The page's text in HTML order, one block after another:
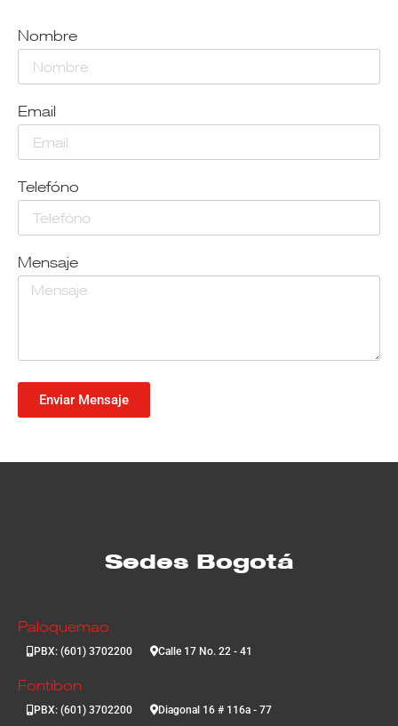
Nombre
Email
Telefóno
Mensaje
Enviar Mensaje
Sedes Bogotá
Paloquemao
PBX: (601) 3702200 Calle 17 No. 22 - 41
Fontibon
PBX: (601) 3702200 Diagonal 16 # 116a - 77